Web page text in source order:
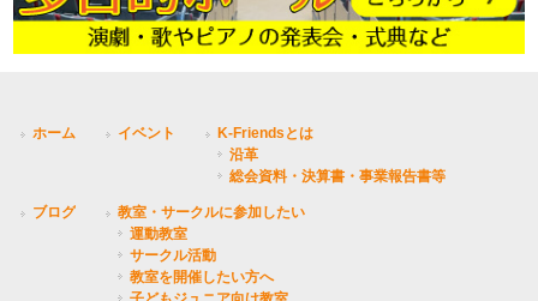
ホーム イベント
K-Friendsとは
沿革
総会資料・決算書・事業報告書等
ブログ
教室・サークルに参加したい
運動教室
サークル活動
教室を開催したい方へ